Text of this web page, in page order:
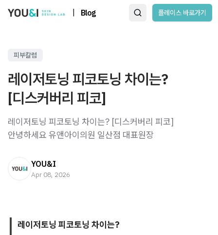
Blog 플레이스 바로가기
피부칼럼
레이저토닝 피코토닝 차이는?
[디스커버리 피코]
레이저토닝 피코토닝 차이는? [디스커버리 피코] ​
안녕하세요 유앤아이의원 일산점 대표원장
YOU&I
Apr 08, 2026
레이저토닝 피코토닝 차이는?